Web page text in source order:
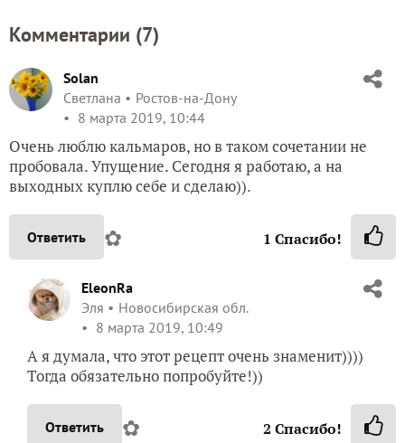
Комментарии (7)
Solan
Светлана
Ростов-на-Дону
8 марта 2019, 10:44
Очень люблю кальмаров, но в таком сочетании не
пробовала. Упущение. Сегодня я работаю, а на
выходных куплю себе и сделаю)).
Ответить ✿ 1 Спасибо!
EleonRa
Эля
Новосибирская обл.
8 марта 2019, 10:49
А я думала, что этот рецепт очень знаменит))))
Тогда обязательно попробуйте!))
Ответить ✿ 2 Спасибо!